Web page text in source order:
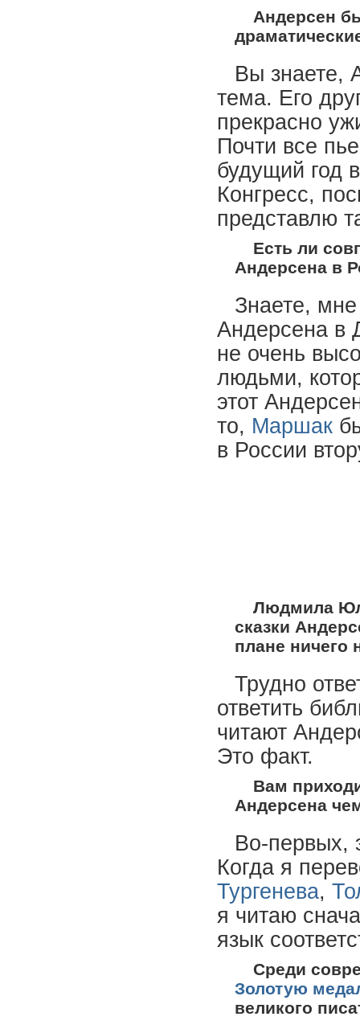
Андерсен
Вы знаете,
тема. Его
прекрасно
Почти все
будущий год
Конгресс,
представлю
Есть ли
Андерсена в
Знаете, мне
Андерсена в
не очень
людьми,
этот
то, Маршак
в России
Людмила
сказки
плане ничего
Трудно
ответить
читают
Это факт.
Вам
Андерсена
Во-первых,
Когда я
Тургенева,
я читаю
язык
Среди
Золотую
великого